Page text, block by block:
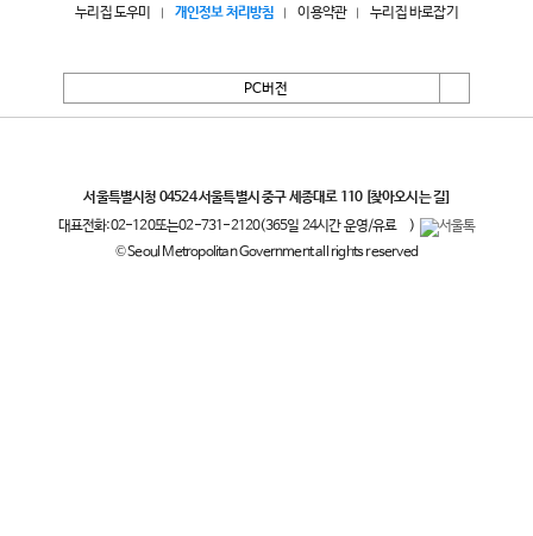
누리집 도우미 개인정보 처리방침 이용약관 누리집 바로잡기
PC버전
서울특별시청 04524 서울특별시 중구 세종대로 110 [찾아오시는 길]
대표전화:02-120또는02-731-2120(365일 24시간 운영/유료
)
© Seoul Metropolitan Government all rights reserved